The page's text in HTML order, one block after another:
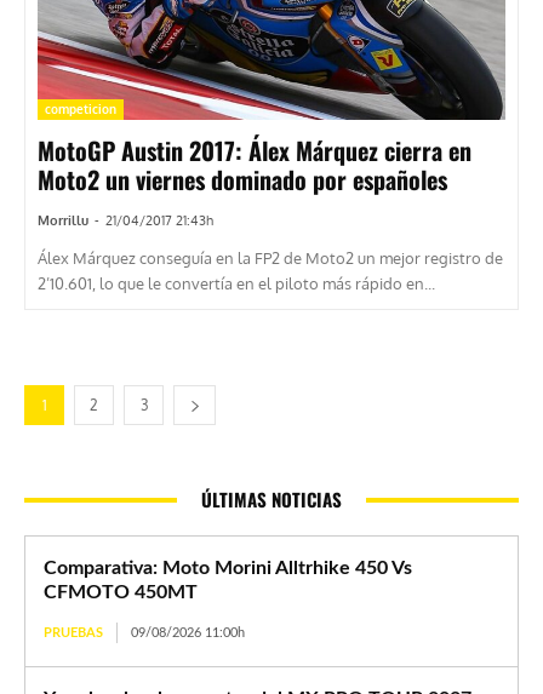
competicion
MotoGP Austin 2017: Álex Márquez cierra en
Moto2 un viernes dominado por españoles
Morrillu - 21/04/2017 21:43h
Álex Márquez conseguía en la FP2 de Moto2 un mejor registro de
2’10.601, lo que le convertía en el piloto más rápido en...
1 2 3
ÚLTIMAS NOTICIAS
Comparativa: Moto Morini Alltrhike 450 Vs
CFMOTO 450MT
PRUEBAS 09/08/2026 11:00h